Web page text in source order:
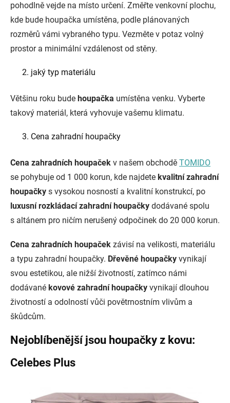
pohodlně vejde na místo určení. Změřte venkovní plochu,
kde bude houpačka umístěna, podle plánovaných
rozměrů vámi vybraného typu. Vezměte v potaz volný
prostor a minimální vzdálenost od stěny.
jaký typ materiálu
Většinu roku bude houpačka umístěna venku. Vyberte
takový materiál, která vyhovuje vašemu klimatu.
Cena zahradní houpačky
Cena zahradních houpaček v našem obchodě TOMIDO
se pohybuje od 1 000 korun, kde najdete kvalitní zahradní
houpačky s vysokou nosností a kvalitní konstrukcí, po
luxusní rozkládací zahradní houpačky dodávané spolu
s altánem pro ničím nerušený odpočinek do 20 000 korun.
Cena zahradních houpaček závisí na velikosti, materiálu
a typu zahradní houpačky. Dřevěné houpačky vynikají
svou estetikou, ale nižší životností, zatímco námi
dodávané kovové zahradní houpačky vynikají dlouhou
životností a odolností vůči povětrnostním vlivům a
škůdcům.
Nejoblíbenější jsou houpačky z kovu:
Celebes Plus